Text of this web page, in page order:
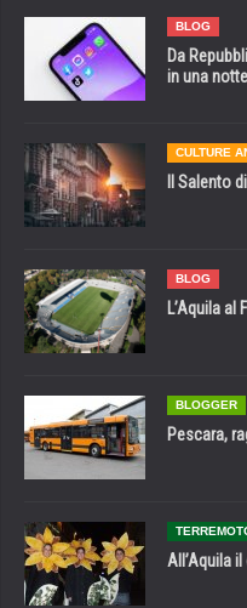
BLOG
Da
in una notte
CULTURE
Il Salento
BLOG
L’Aquila
BLOGGER
Pescara,
All’Aquila